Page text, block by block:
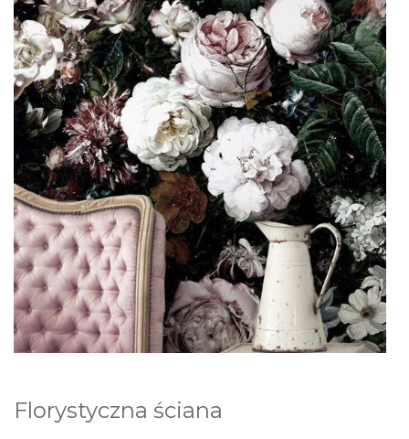
Florystyczna ściana